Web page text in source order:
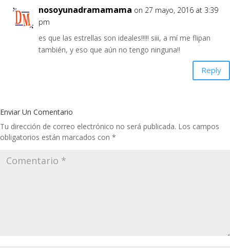
nosoyunadramamama on 27 mayo, 2016 at 3:39
pm
es que las estrellas son ideales!!!!! siii, a mí me flipan
también, y eso que aún no tengo ninguna!!
Reply
Enviar Un Comentario
Tu dirección de correo electrónico no será publicada. Los campos
obligatorios están marcados con *